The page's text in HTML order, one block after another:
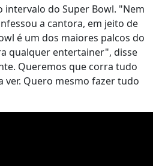
intervalo do Super Bowl. "Nem
a cantora, em jeito de
é um dos maiores palcos do
qualquer entertainer", disse
Queremos que corra tudo
ver. Quero mesmo fazer tudo